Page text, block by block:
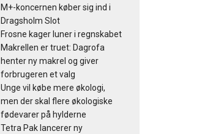
M+-koncernen køber sig ind i
Dragsholm Slot
Frosne kager luner i regnskabet
Makrellen er truet: Dagrofa
henter ny makrel og giver
forbrugeren et valg
Unge vil købe mere økologi,
men der skal flere økologiske
fødevarer på hylderne
Tetra Pak lancerer ny